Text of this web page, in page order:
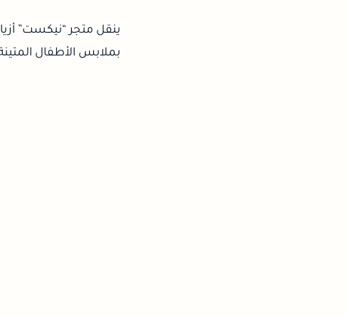
ينقل متجر “نيكست”
بملابس الأطفال